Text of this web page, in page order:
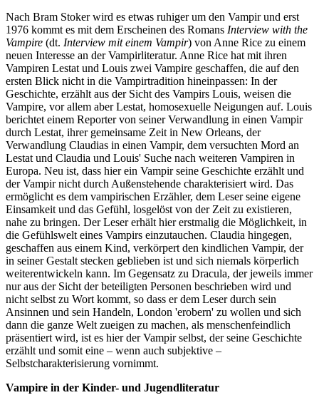
Nach Bram Stoker wird es etwas ruhiger um den Vampir und erst
1976 kommt es mit dem Erscheinen des Romans Interview with the
Vampire (dt. Interview mit einem Vampir) von Anne Rice zu einem
neuen Interesse an der Vampirliteratur. Anne Rice hat mit ihren
Vampiren Lestat und Louis zwei Vampire geschaffen, die auf den
ersten Blick nicht in die Vampirtradition hineinpassen: In der
Geschichte, erzählt aus der Sicht des Vampirs Louis, weisen die
Vampire, vor allem aber Lestat, homosexuelle Neigungen auf. Louis
berichtet einem Reporter von seiner Verwandlung in einen Vampir
durch Lestat, ihrer gemeinsame Zeit in New Orleans, der
Verwandlung Claudias in einen Vampir, dem versuchten Mord an
Lestat und Claudia und Louis' Suche nach weiteren Vampiren in
Europa. Neu ist, dass hier ein Vampir seine Geschichte erzählt und
der Vampir nicht durch Außenstehende charakterisiert wird. Das
ermöglicht es dem vampirischen Erzähler, dem Leser seine eigene
Einsamkeit und das Gefühl, losgelöst von der Zeit zu existieren,
nahe zu bringen. Der Leser erhält hier erstmalig die Möglichkeit, in
die Gefühlswelt eines Vampirs einzutauchen. Claudia hingegen,
geschaffen aus einem Kind, verkörpert den kindlichen Vampir, der
in seiner Gestalt stecken geblieben ist und sich niemals körperlich
weiterentwickeln kann. Im Gegensatz zu Dracula, der jeweils immer
nur aus der Sicht der beteiligten Personen beschrieben wird und
nicht selbst zu Wort kommt, so dass er dem Leser durch sein
Ansinnen und sein Handeln, London 'erobern' zu wollen und sich
dann die ganze Welt zueigen zu machen, als menschenfeindlich
präsentiert wird, ist es hier der Vampir selbst, der seine Geschichte
erzählt und somit eine – wenn auch subjektive –
Selbstcharakterisierung vornimmt.
Vampire in der Kinder- und Jugendliteratur